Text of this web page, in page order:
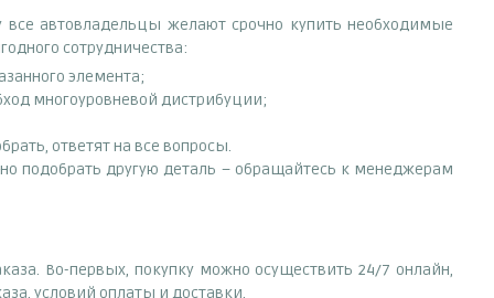
все автовладельцы желают срочно купить необходимые
сотрудничества:
элемента;
многоуровневой дистрибуции;
ответят на все вопросы.
подобрать другую деталь – обращайтесь к менеджерам
Во-первых, покупку можно осуществить 24/7 онлайн,
условий оплаты и доставки.